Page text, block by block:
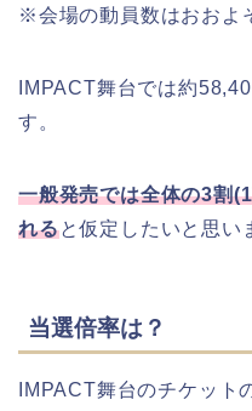
※会場の動員数はおおよ
IMPACT舞台では約
す。
一般発売では全体の3割
れると仮定したいと思い
当選倍率は？
IMPACT舞台のチケット